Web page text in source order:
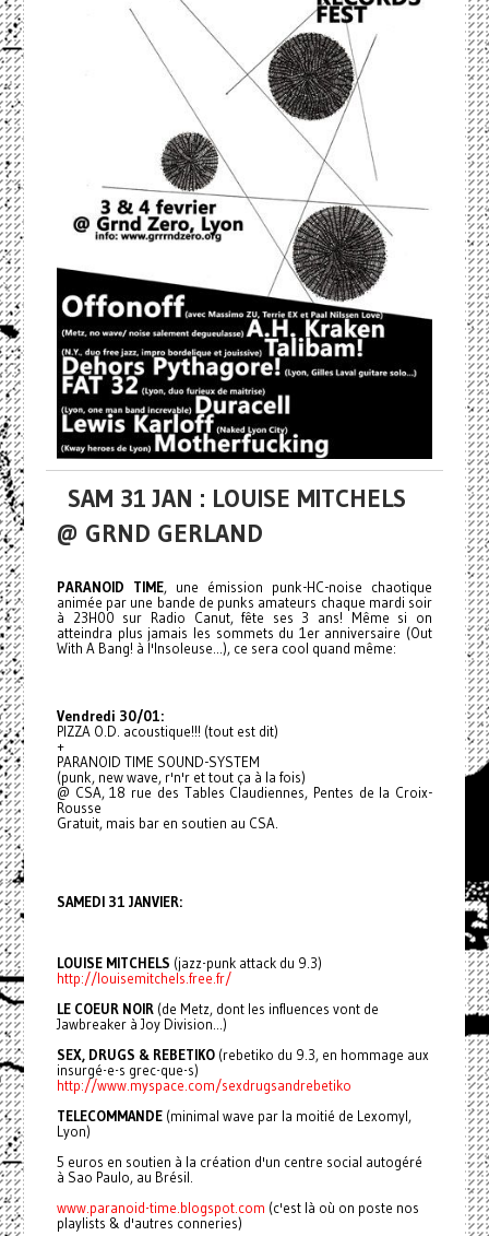
SAM 31 JAN : LOUISE MITCHELS
@ GRND GERLAND
PARANOID TIME, une émission punk-HC-noise chaotique
animée par une bande de punks amateurs chaque mardi soir
à 23H00 sur Radio Canut, fête ses 3 ans! Même si on
atteindra plus jamais les sommets du 1er anniversaire (Out
With A Bang! à l'Insoleuse...), ce sera cool quand même:
Vendredi 30/01:
PIZZA O.D. acoustique!!! (tout est dit)
+
PARANOID TIME SOUND-SYSTEM
(punk, new wave, r'n'r et tout ça à la fois)
@ CSA, 18 rue des Tables Claudiennes, Pentes de la Croix-
Rousse
Gratuit, mais bar en soutien au CSA.
SAMEDI 31 JANVIER:
LOUISE MITCHELS (jazz-punk attack du 9.3)
http://louisemitchels.free.fr/
LE COEUR NOIR(de Metz, dont les influences vont de
Jawbreaker à Joy Division...)
SEX, DRUGS & REBETIKO(rebetiko du 9.3, en hommage aux
insurgé-e-s grec-que-s)
http://www.myspace.com/sexdrugsandrebetiko
TELECOMMANDE(minimal wave par la moitié de Lexomyl,
Lyon)
5 euros en soutien à la création d'un centre social autogéré
à Sao Paulo, au Brésil.
www.paranoid-time.blogspot.com (c'est là où on poste nos
playlists & d'autres conneries)